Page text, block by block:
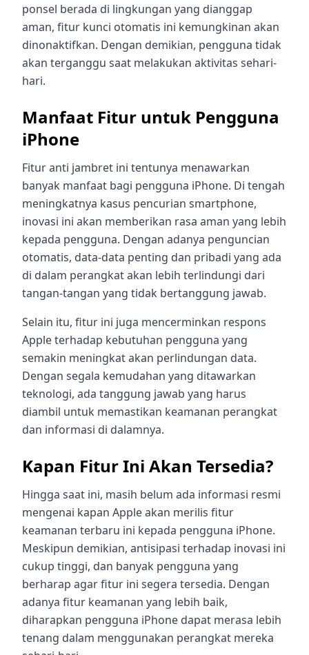
ponsel berada di lingkungan yang dianggap
aman, fitur kunci otomatis ini kemungkinan akan
dinonaktifkan. Dengan demikian, pengguna tidak
akan terganggu saat melakukan aktivitas sehari-
hari.
Manfaat Fitur untuk Pengguna
iPhone
Fitur anti jambret ini tentunya menawarkan
banyak manfaat bagi pengguna iPhone. Di tengah
meningkatnya kasus pencurian smartphone,
inovasi ini akan memberikan rasa aman yang lebih
kepada pengguna. Dengan adanya penguncian
otomatis, data-data penting dan pribadi yang ada
di dalam perangkat akan lebih terlindungi dari
tangan-tangan yang tidak bertanggung jawab.
Selain itu, fitur ini juga mencerminkan respons
Apple terhadap kebutuhan pengguna yang
semakin meningkat akan perlindungan data.
Dengan segala kemudahan yang ditawarkan
teknologi, ada tanggung jawab yang harus
diambil untuk memastikan keamanan perangkat
dan informasi di dalamnya.
Kapan Fitur Ini Akan Tersedia?
Hingga saat ini, masih belum ada informasi resmi
mengenai kapan Apple akan merilis fitur
keamanan terbaru ini kepada pengguna iPhone.
Meskipun demikian, antisipasi terhadap inovasi ini
cukup tinggi, dan banyak pengguna yang
berharap agar fitur ini segera tersedia. Dengan
adanya fitur keamanan yang lebih baik,
diharapkan pengguna iPhone dapat merasa lebih
tenang dalam menggunakan perangkat mereka